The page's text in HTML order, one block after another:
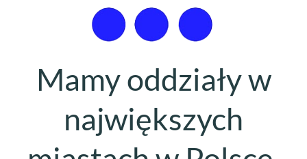
Mamy oddziały w
największych